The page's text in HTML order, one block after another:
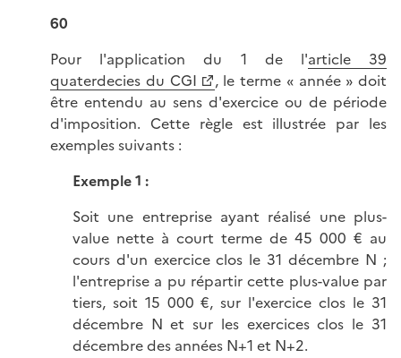
60
Pour l'application du 1 de l'article 39
quaterdecies du CGI
, le terme « année » doit
être entendu au sens d'exercice ou de période
d'imposition. Cette règle est illustrée par les
exemples suivants :
Exemple 1 :
Soit une entreprise ayant réalisé une plus-
value nette à court terme de 45 000 € au
cours d'un exercice clos le 31 décembre N ;
l'entreprise a pu répartir cette plus-value par
tiers, soit 15 000 €, sur l'exercice clos le 31
décembre N et sur les exercices clos le 31
décembre des années N+1 et N+2.